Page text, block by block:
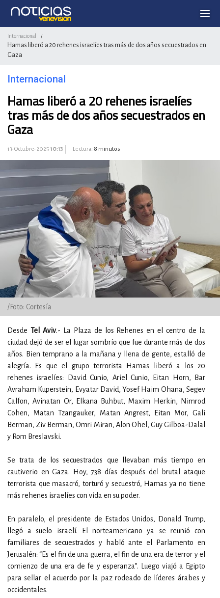
Internacional /
Hamas liberó a 20 rehenes israelíes tras más de dos años secuestrados en
Gaza
Internacional
Hamas liberó a 20 rehenes israelíes
tras más de dos años secuestrados en
Gaza
13-Octubre-2025 10:13 Lectura: 8 minutos
/Foto: Cortesía
Desde Tel Aviv.- La Plaza de los Rehenes en el centro de la
ciudad dejó de ser el lugar sombrío que fue durante más de dos
años. Bien temprano a la mañana y llena de gente, estalló de
alegría. Es que el grupo terrorista Hamas liberó a los 20
rehenes israelíes: David Cunio, Ariel Cunio, Eitan Horn, Bar
Avraham Kuperstein, Evyatar David, Yosef Haim Ohana, Segev
Calfon, Avinatan Or, Elkana Buhbut, Maxim Herkin, Nimrod
Cohen, Matan Tzangauker, Matan Angrest, Eitan Mor, Gali
Berman, Ziv Berman, Omri Miran, Alon Ohel, Guy Gilboa-Dalal
y Rom Breslavski.
Se trata de los secuestrados que llevaban más tiempo en
cautiverio en Gaza. Hoy, 738 días después del brutal ataque
terrorista que masacró, torturó y secuestró, Hamas ya no tiene
más rehenes israelíes con vida en su poder.
En paralelo, el presidente de Estados Unidos, Donald Trump,
llegó a suelo israelí. El norteamericano ya se reunió con
familiares de secuestrados y habló ante el Parlamento en
Jerusalén: “Es el fin de una guerra, el fin de una era de terror y el
comienzo de una era de fe y esperanza”. Luego viajó a Egipto
para sellar el acuerdo por la paz rodeado de líderes árabes y
occidentales.